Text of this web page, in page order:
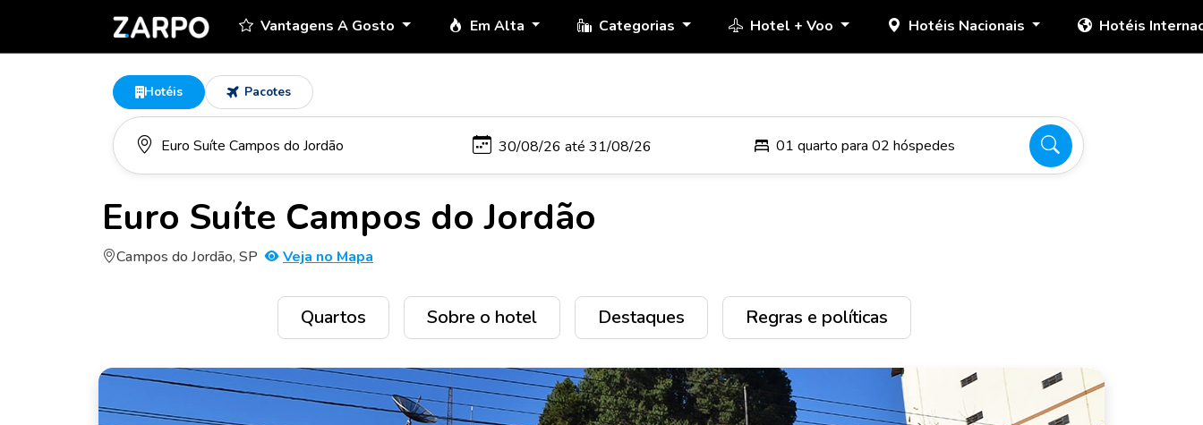
Vantagens A Gosto Em Alta Categorias Hotel + Voo Hotéis Nacionais Hotéis
Hotéis Pacotes
01 quarto para 02 hóspedes
Euro Suíte Campos do Jordão
Campos do Jordão, SP Veja no Mapa
Quartos Sobre o hotel Destaques Regras e políticas